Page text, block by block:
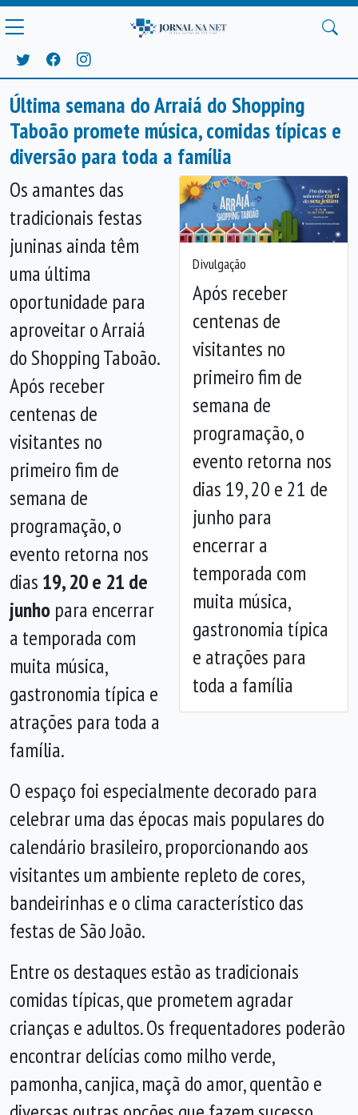
Última semana do Arraiá do Shopping
Taboão promete música, comidas típicas e
diversão para toda a família
Divulgação
Após receber
centenas de
visitantes no
primeiro fim de
semana de
programação, o
evento retorna nos
dias 19, 20 e 21 de
junho para
encerrar a
temporada com
muita música,
gastronomia típica
e atrações para
toda a família
Anterior
Os amantes das
tradicionais festas
juninas ainda têm
uma última
oportunidade para
aproveitar o Arraiá
do Shopping Taboão.
Após receber
centenas de
visitantes no
primeiro fim de
semana de
programação, o
evento retorna nos
dias 19, 20 e 21 de
junho para encerrar
a temporada com
muita música,
gastronomia típica e
atrações para toda a
família.
O espaço foi especialmente decorado para
celebrar uma das épocas mais populares do
calendário brasileiro, proporcionando aos
visitantes um ambiente repleto de cores,
bandeirinhas e o clima característico das
festas de São João.
Entre os destaques estão as tradicionais
comidas típicas, que prometem agradar
crianças e adultos. Os frequentadores poderão
encontrar delícias como milho verde,
pamonha, canjica, maçã do amor, quentão e